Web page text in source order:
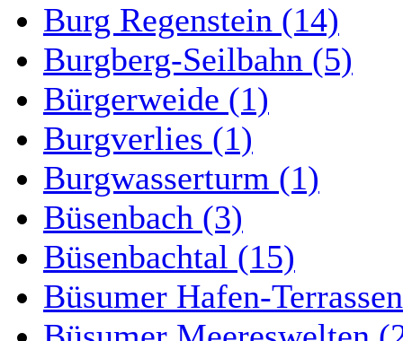
Burg Regenstein (14)
Burgberg-Seilbahn (5)
Bürgerweide (1)
Burgverlies (1)
Burgwasserturm (1)
Büsenbach (3)
Büsenbachtal (15)
Büsumer Hafen-